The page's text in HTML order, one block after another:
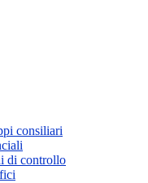
consiliari
di controllo